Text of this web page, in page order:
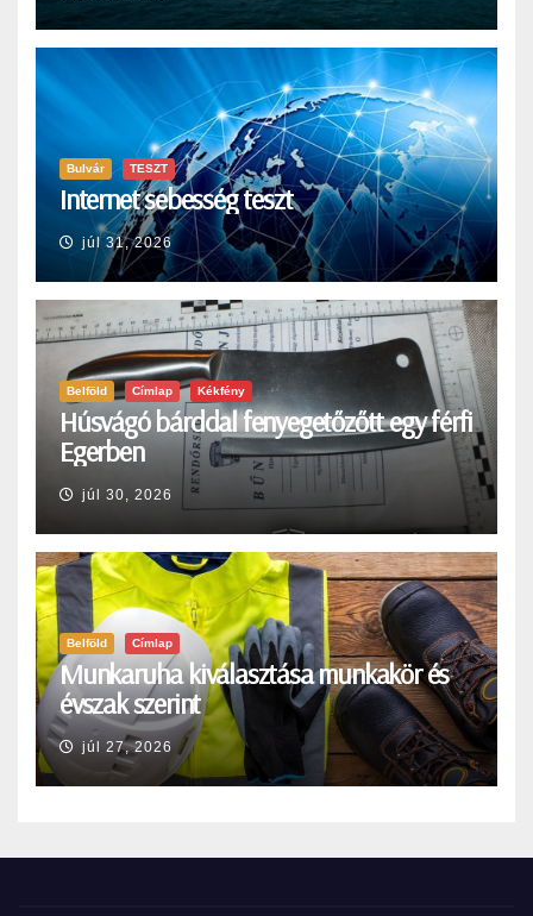
Bulvár TESZT
Internet sebesség teszt
júl 31, 2026
Belföld Címlap Kékfény
Húsvágó bárddal fenyegetőzőtt egy férfi
Egerben
júl 30, 2026
Belföld Címlap
Munkaruha kiválasztása munkakör és
évszak szerint
júl 27, 2026